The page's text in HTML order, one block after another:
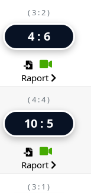
( 3 : 2 )
4 : 6
Raport
( 4 : 4 )
10 : 5
Raport
( 3 : 1 )